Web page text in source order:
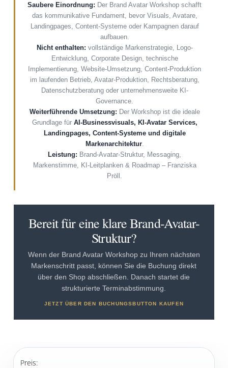
Saubere Einordnung: Der Brand Avatar Workshop schafft
das kommunikative Fundament, bevor Visuals, Avatare,
Landingpages, Content-Systeme oder Kampagnen darauf
aufbauen.
Nicht enthalten: vollständige Markenstrategie, Logo-
Entwicklung, Corporate Design, technische
Implementierung, Website-Umsetzung, Content-Produktion
im laufenden Betrieb, Avatar-Produktion, Rechtsberatung,
Datenschutzberatung oder unternehmensweite KI-
Governance.
Weiterführende Umsetzung: Der Workshop ist die ideale
Grundlage für AI-Businessvisuals, KI-Avatar Services,
Landingpages, Content-Systeme und digitale
Markenarchitektur.
Leistung: Brand-Avatar-Struktur, Messaging,
Markenstimme, KI-Leitplanken & Roadmap – Franziska
Pröll.
Bereit für eine klare Brand-Avatar-
Struktur?
Wenn der Brand Avatar Workshop zu Ihrem nächsten
Markenschritt passt, können Sie die Buchung direkt
über den Shop abschließen. Danach startet die
strukturierte Terminabstimmung.
JETZT ÜBER DEN BUCHUNGSBUTTON KAUFEN
Preis: